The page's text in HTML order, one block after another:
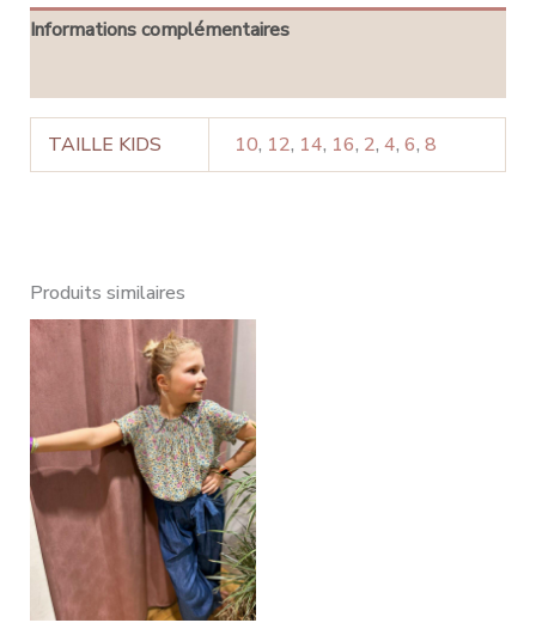
Informations complémentaires
TAILLE KIDS 10, 12, 14, 16, 2,4,6,8
Produits similaires